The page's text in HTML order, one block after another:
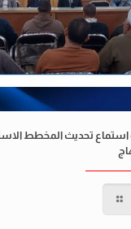
تحديث المخطط